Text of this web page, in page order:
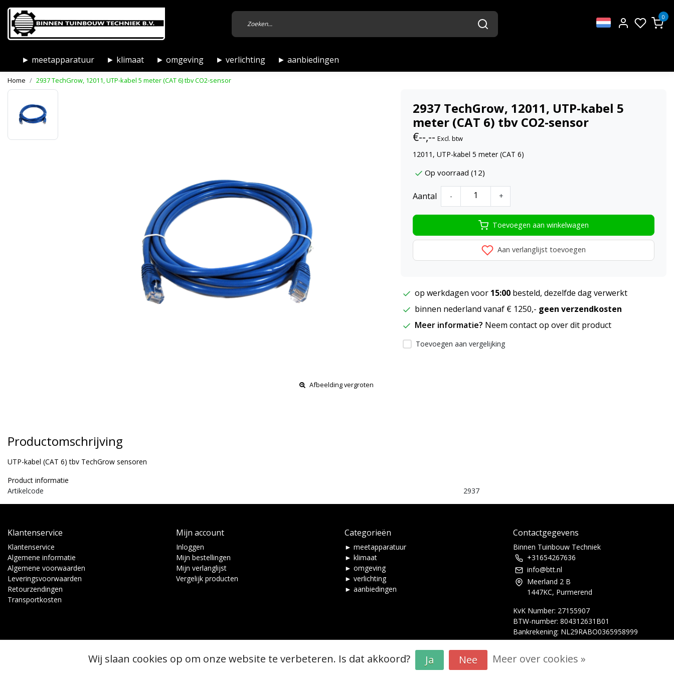
0
► meetapparatuur ► klimaat ► omgeving ► verlichting ► aanbiedingen
Home 2937 TechGrow, 12011, UTP-kabel 5 meter (CAT 6) tbv CO2-sensor
Afbeelding vergroten
2937 TechGrow, 12011, UTP-kabel 5
meter (CAT 6) tbv CO2-sensor
€--,-- Excl. btw
12011, UTP-kabel 5 meter (CAT 6)
Op voorraad (12)
Aantal - +
Toevoegen aan winkelwagen
Aan verlanglijst toevoegen
op werkdagen voor 15:00 besteld, dezelfde dag verwerkt
binnen nederland vanaf € 1250,- geen verzendkosten
Meer informatie? Neem contact op over dit product
Toevoegen aan vergelijking
Productomschrijving
UTP-kabel (CAT 6) tbv TechGrow sensoren
Product informatie
Artikelcode
2937
Klantenservice
Klantenservice
Algemene informatie
Algemene voorwaarden
Leveringsvoorwaarden
Retourzendingen
Transportkosten
Mijn account
Inloggen
Mijn bestellingen
Mijn verlanglijst
Vergelijk producten
Categorieën
► meetapparatuur
► klimaat
► omgeving
► verlichting
► aanbiedingen
Contactgegevens
Binnen Tuinbouw Techniek
+31654267636
info@btt.nl
Meerland 2 B
1447KC, Purmerend
KvK Number: 27155907
BTW-number: 804312631B01
Bankrekening: NL29RABO0365958999
© Copyright 2026 - Binnen Tuinbouw Techniek | RealisatieInStijl Media
Wij slaan cookies op om onze website te verbeteren. Is dat akkoord? Ja Nee Meer over cookies »